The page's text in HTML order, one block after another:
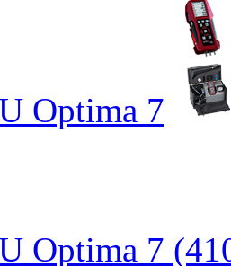
Optima 7
Optima 7